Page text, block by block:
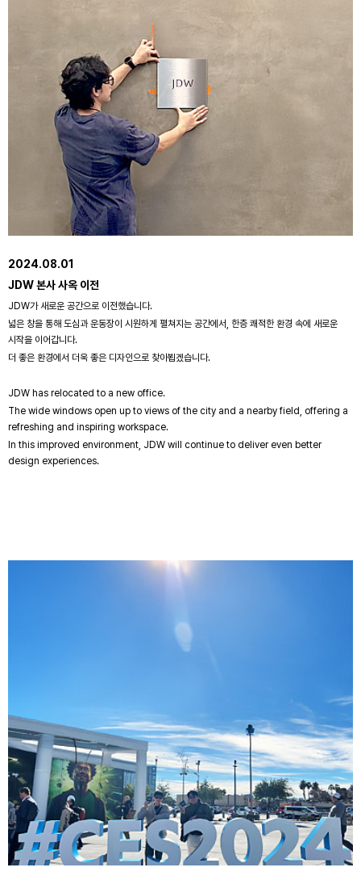
2024.08.01
JDW 본사 사옥 이전
JDW가 새로운 공간으로 이전했습니다.
넓은 창을 통해 도심과 운동장이 시원하게 펼쳐지는 공간에서, 한층 쾌적한 환경 속에 새로운
시작을 이어갑니다.
더 좋은 환경에서 더욱 좋은 디자인으로 찾아뵙겠습니다.
JDW has relocated to a new office.
The wide windows open up to views of the city and a nearby field, offering a
refreshing and inspiring workspace.
In this improved environment, JDW will continue to deliver even better
design experiences.